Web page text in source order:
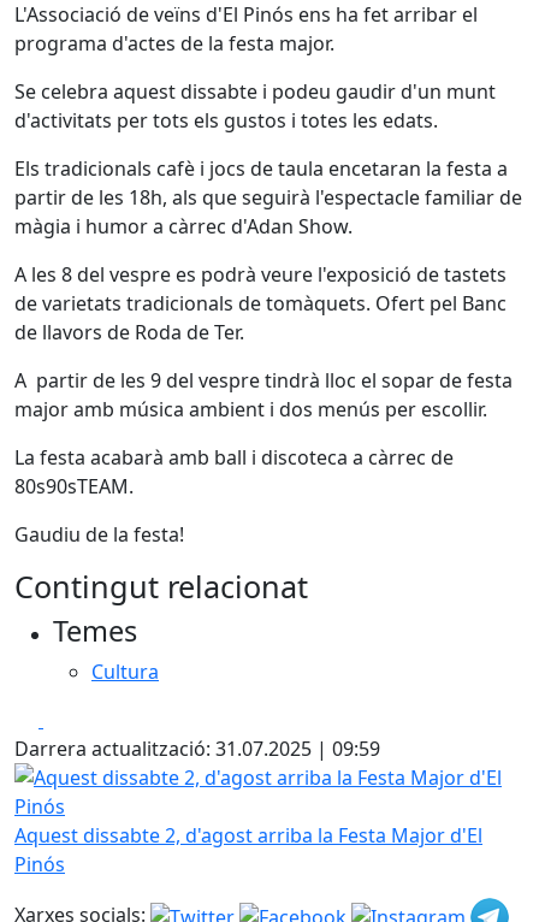
L'Associació de veïns d'El Pinós ens ha fet arribar el
programa d'actes de la festa major.
Se celebra aquest dissabte i podeu gaudir d'un munt
d'activitats per tots els gustos i totes les edats.
Els tradicionals cafè i jocs de taula encetaran la festa a
partir de les 18h, als que seguirà l'espectacle familiar de
màgia i humor a càrrec d'Adan Show.
A les 8 del vespre es podrà veure l'exposició de tastets
de varietats tradicionals de tomàquets. Ofert pel Banc
de llavors de Roda de Ter.
A partir de les 9 del vespre tindrà lloc el sopar de festa
major amb música ambient i dos menús per escollir.
La festa acabarà amb ball i discoteca a càrrec de
80s90sTEAM.
Gaudiu de la festa!
Contingut relacionat
Temes
Cultura
Darrera actualització: 31.07.2025 | 09:59
Aquest dissabte 2, d'agost arriba la Festa Major d'El Pinós
Aquest dissabte 2, d'agost arriba la Festa Major d'El
Pinós
Xarxes socials: